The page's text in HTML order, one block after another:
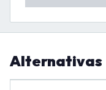
Alternativas